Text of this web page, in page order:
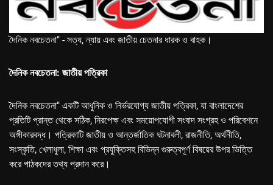
দৈনিক নবচেতনা" - সত্য, ন্যায় এবং জাতীয় চেতনার ধারক ও বাহক।
দৈনিক নবচেতনা: জাতীয় পত্রিকা
দৈনিক নবচেতনা" একটি আধুনিক ও নির্ভরযোগ্য জাতীয় পত্রিকা, যা বাংলাদেশের
প্রতিটি প্রান্ত থেকে সঠিক, নিরপেক্ষ এবং সময়োপযোগী সংবাদ সংগ্রহ ও পরিবেশনে
অঙ্গীকারবদ্ধ। পত্রিকাটি জাতীয় ও আন্তর্জাতিক ঘটনাবলী, রাজনীতি, অর্থনীতি,
সংস্কৃতি, খেলাধুলা, শিক্ষা এবং প্রযুক্তিসহ বিভিন্ন গুরুত্বপূর্ণ বিষয়ের উপর ভিত্তি
করে পাঠকদের তথ্য প্রদান করে।